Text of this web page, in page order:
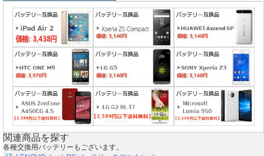
関連商品を探す
各種交換用バッテリーもございます。